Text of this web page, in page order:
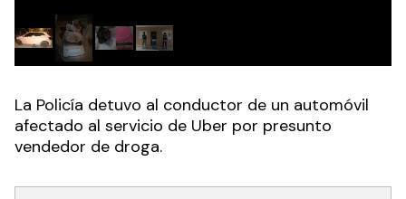
La Policía detuvo al conductor de un automóvil
afectado al servicio de Uber por presunto
vendedor de droga.